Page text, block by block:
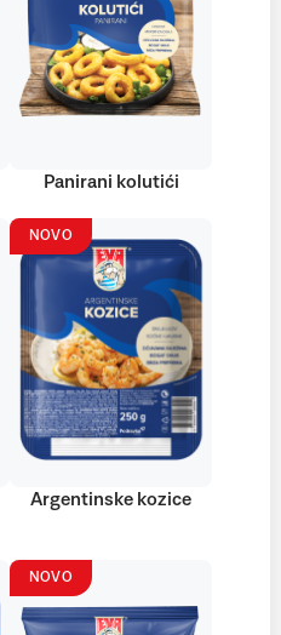
Panirani kolutići
NOVO
Argentinske kozice
NOVO